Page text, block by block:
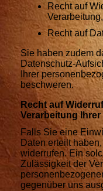
Recht auf
Verarbeitung,
Recht auf
Sie haben zudem
Datenschutz-
Ihrer
beschweren.
Recht auf
Verarbeitung Ihrer
Falls Sie eine
Daten erteilt
widerrufen. Ein
Zulässigkeit der
gegenüber uns